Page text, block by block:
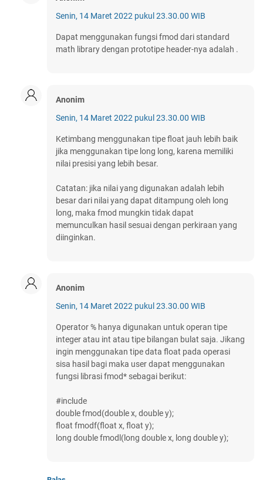
Senin, 14 Maret 2022 pukul 23.30.00 WIB
Dapat menggunakan fungsi fmod dari standard
math library dengan prototipe header-nya adalah .
Anonim
Senin, 14 Maret 2022 pukul 23.30.00 WIB
Ketimbang menggunakan tipe float jauh lebih baik
jika menggunakan tipe long long, karena memiliki
nilai presisi yang lebih besar.
Catatan: jika nilai yang digunakan adalah lebih
besar dari nilai yang dapat ditampung oleh long
long, maka fmod mungkin tidak dapat
memunculkan hasil sesuai dengan perkiraan yang
diinginkan.
Anonim
Senin, 14 Maret 2022 pukul 23.30.00 WIB
Operator % hanya digunakan untuk operan tipe
integer atau int atau tipe bilangan bulat saja. Jikang
ingin menggunakan tipe data float pada operasi
sisa hasil bagi maka user dapat menggunakan
fungsi librasi fmod* sebagai berikut:
#include
double fmod(double x, double y);
float fmodf(float x, float y);
long double fmodl(long double x, long double y);